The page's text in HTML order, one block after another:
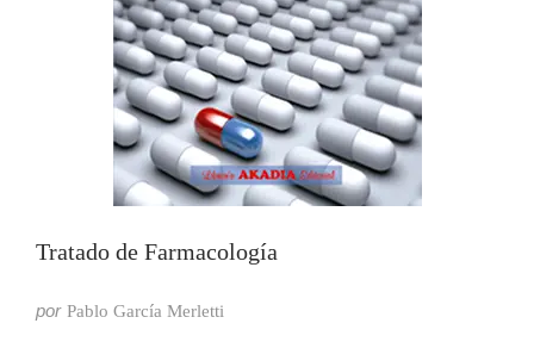
Tratado de Farmacología
por Pablo García Merletti